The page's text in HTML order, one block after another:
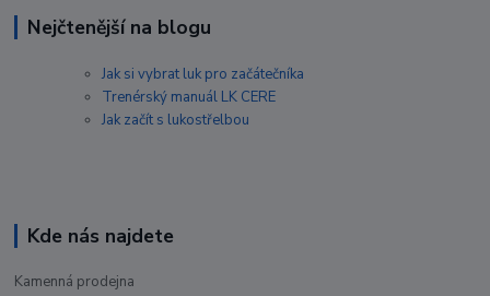
Nejčtenější na blogu
Jak si vybrat luk pro začátečníka
Trenérský manuál LK CERE
Jak začít s lukostřelbou
Kde nás najdete
Kamenná prodejna